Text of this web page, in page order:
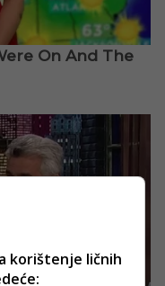
korištenje ličnih